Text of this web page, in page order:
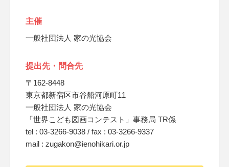
主催
一般社団法人 家の光協会
提出先・問合先
〒162-8448
東京都新宿区市谷船河原町11
一般社団法人 家の光協会
「世界こども図画コンテスト」事務局 TR係
tel : 03-3266-9038 / fax : 03-3266-9337
mail : zugakon@ienohikari.or.jp